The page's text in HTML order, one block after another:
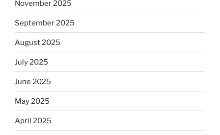
November 2025
September 2025
August 2025
July 2025
June 2025
May 2025
April 2025